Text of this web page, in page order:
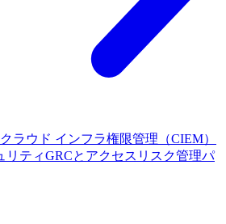
クラウド インフラ権限管理（CIEM）
リティGRCとアクセスリスク管理パ